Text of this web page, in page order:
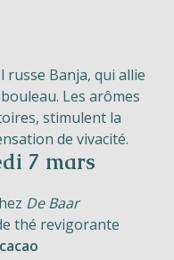
Banja, qui allie
Les arômes
stimulent la
de vivacité.
7 mars
De Baar
thé revigorante